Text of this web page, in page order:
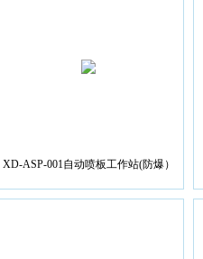
XD-ASP-001自动喷板工作站(防爆）